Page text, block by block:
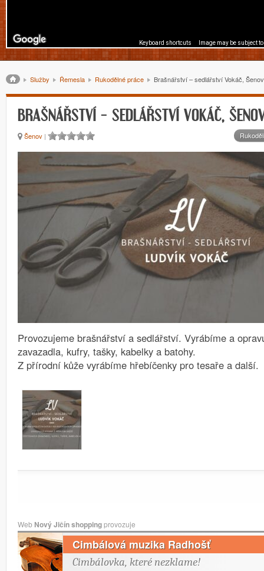
Keyboard shortcuts Image may be subject
Drobečková navigace
Služby Řemesla Rukodělné práce Brašnářství – sedlářství Vokáč,
BRAŠNÁŘSTVÍ – SEDLÁŘSTVÍ VOKÁČ,
Šenov |
Provozujeme brašnářství a sedlářství. Vyrábíme a
zavazadla, kufry, tašky, kabelky a batohy.
Z přírodní kůže vyrábíme hřebíčenky pro tesaře a další.
Web Nový Jičín shoppingprovozuje
Cimbálová muzika Radhošť
Cimbálovka, které nezklame!